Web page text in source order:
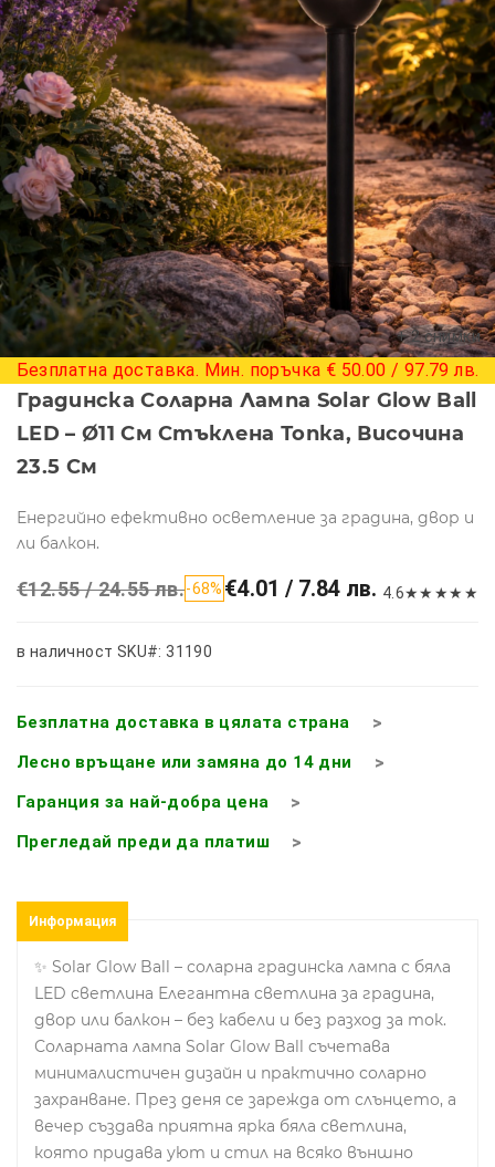
+ 2 снимки
Безплатна доставка. Мин. поръчка € 50.00 / 97.79 лв.
Градинска Соларна Лампа Solar Glow Ball
LED – Ø11 См Стъклена Топка, Височина
23.5 См
Енергийно ефективно осветление за градина, двор и
ли балкон.
€12.55 / 24.55 лв.-68% €4.01 / 7.84 лв. 4.6★★ ★★ ★
в наличност SKU#: 31190
Безплатна доставка в цялата страна
Лесно връщане или замяна до 14 дни
Гаранция за най-добра цена
Прегледай преди да платиш
Информация
✨ Solar Glow Ball – соларна градинска лампа с бяла
LED светлина Елегантна светлина за градина,
двор или балкон – без кабели и без разход за ток.
Соларната лампа Solar Glow Ball съчетава
минималистичен дизайн и практично соларно
захранване. През деня се зарежда от слънцето, а
вечер създава приятна ярка бяла светлина,
която придава уют и стил на всяко външно